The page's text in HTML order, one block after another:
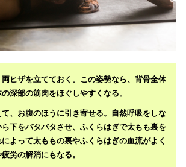
ヒザを立てておく。この姿勢なら、背骨全体
深部の筋肉をほぐしやすくなる。
、お腹のほうに引き寄せる。自然呼吸をしな
下をバタバタさせ、ふくらはぎで太もも裏を
よって太ももの裏やふくらはぎの血流がよく
労の解消にもなる。